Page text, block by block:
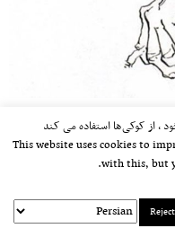
، از کوکی‌ها استفاده می کند
This website uses cookies to
with this, but
Reject